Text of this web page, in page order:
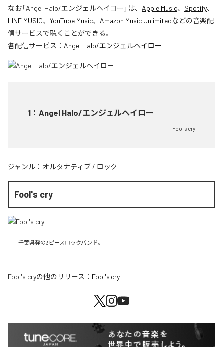
なお「Angel Halo/エンジェルヘイロー 」は、 Apple Music、 Spotify、
LINE MUSIC、 YouTube Music、 Amazon Music Unlimitedなどの音楽配
信サービスで聴くことができる。
各配信サービス： Angel Halo/エンジェルヘイロー
1 ： Angel Halo/エンジェルヘイロー
Fool's cry
ジャンル： オルタナティブ / ロック
Fool's cry
千葉県発の3ピースロックバンド。
Fool's cryの他のリリース： Fool's cry